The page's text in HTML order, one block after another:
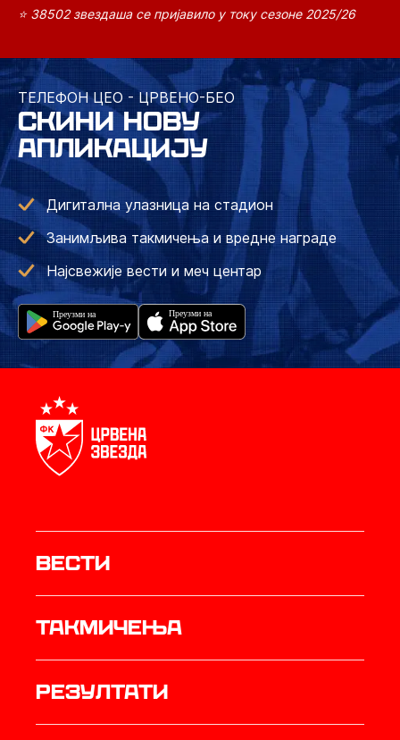
⭐ 38502 звездаша се пријавило у току сезоне 2025/26
ТЕЛЕФОН ЦЕО - ЦРВЕНО-БЕО
СКИНИ НОВУ
АПЛИКАЦИЈУ
Дигитална улазница на стадион
Занимљива такмичења и вредне награде
Најсвежије вести и меч центар
Вести
Такмичења
резултати